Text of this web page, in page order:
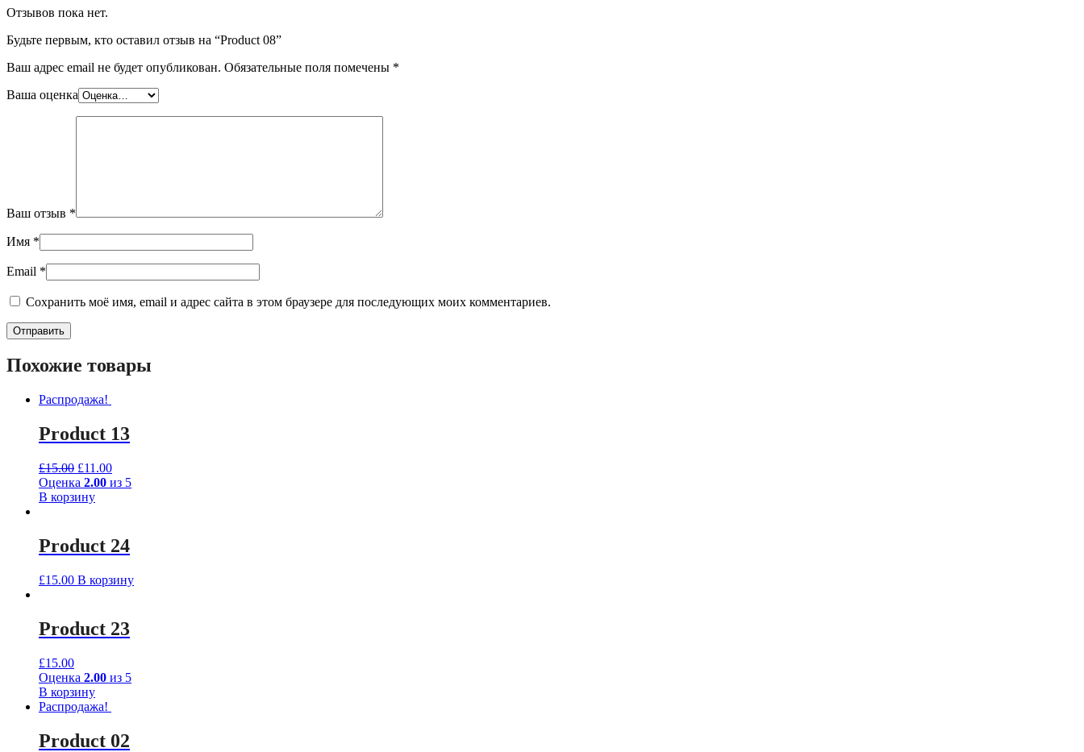
Отзывов пока нет.
Будьте первым, кто оставил отзыв на “Product 08”
Ваш адрес email не будет опубликован. Обязательные поля помечены *
Ваша оценка
Ваш отзыв *
Имя *
Email *
Сохранить моё имя, email и адрес сайта в этом браузере для последующих моих комментариев.
Похожие товары
Распродажа!
Product 13
£15.00 £11.00
Оценка 2.00 из 5
В корзину
Product 24
£15.00 В корзину
Product 23
£15.00
Оценка 2.00 из 5
В корзину
Распродажа!
Product 02